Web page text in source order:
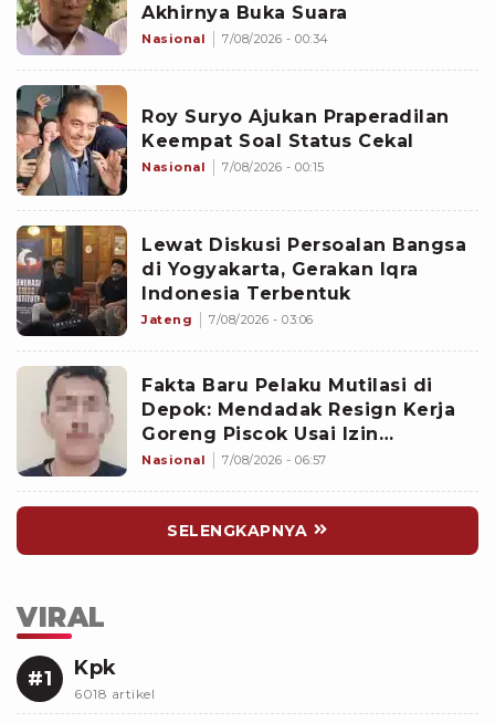
Akhirnya Buka Suara
Nasional 7/08/2026 - 00:34
Roy Suryo Ajukan Praperadilan
Keempat Soal Status Cekal
Nasional 7/08/2026 - 00:15
Lewat Diskusi Persoalan Bangsa
di Yogyakarta, Gerakan Iqra
Indonesia Terbentuk
Jateng 7/08/2026 - 03:06
Fakta Baru Pelaku Mutilasi di
Depok: Mendadak Resign Kerja
Goreng Piscok Usai Izin
Interview di Mal
Nasional 7/08/2026 - 06:57
SELENGKAPNYA
VIRAL
#1 Kpk
6018 artikel